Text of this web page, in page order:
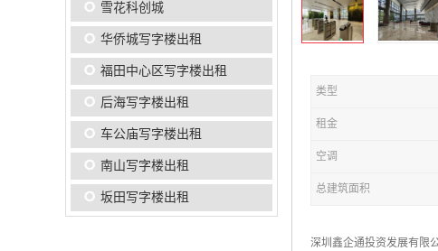
雪花科创城
华侨城写字楼出租
福田中心区写字楼出租
后海写字楼出租
车公庙写字楼出租
南山写字楼出租
坂田写字楼出租
类型
租金
空调
总建筑面积
深圳鑫企通投资发展有限